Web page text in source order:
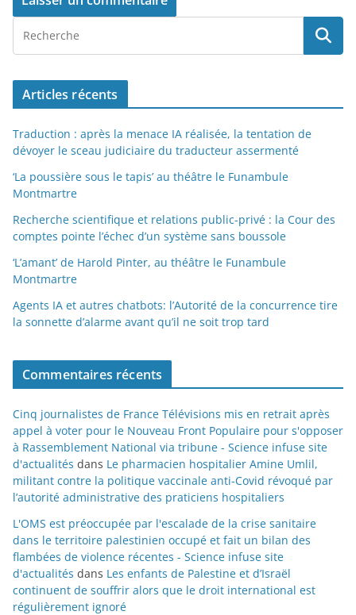
Articles récents
Traduction : après la menace IA réalisée, la tentation de
dévoyer le sceau judiciaire du traducteur assermenté
‘La poussière sous le tapis’ au théâtre le Funambule
Montmartre
Recherche scientifique et relations public-privé : la Cour des
comptes pointe l’échec d’un système sans boussole
‘L’amant’ de Harold Pinter, au théâtre le Funambule
Montmartre
Agents IA et autres chatbots: l’Autorité de la concurrence tire
la sonnette d’alarme avant qu’il ne soit trop tard
Commentaires récents
Cinq journalistes de France Télévisions mis en retrait après
appel à voter pour le Nouveau Front Populaire pour s'opposer
à Rassemblement National via tribune - Science infuse site
d'actualités dans Le pharmacien hospitalier Amine Umlil,
militant contre la politique vaccinale anti-Covid révoqué par
l’autorité administrative des praticiens hospitaliers
L'OMS est préoccupée par l'escalade de la crise sanitaire
dans le territoire palestinien occupé et fait un bilan des
flambées de violence récentes - Science infuse site
d'actualités dans Les enfants de Palestine et d’Israël
continuent de souffrir alors que le droit international est
régulièrement ignoré